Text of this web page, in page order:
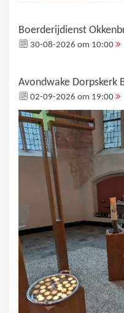
Boerderijdienst
30-08-2026 om 10:00
Avondwake Dorpskerk
02-09-2026 om 19:00